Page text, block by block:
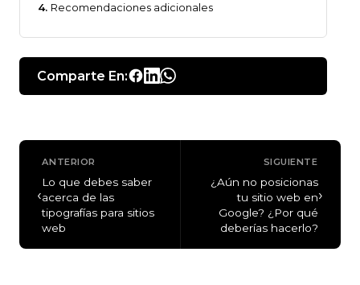
Recomendaciones adicionales
Comparte En:
‹
ANTERIOR
Lo que debes saber
acerca de las
tipografías para sitios
web
SIGUIENTE
¿Aún no posicionas
tu sitio web en
Google? ¿Por qué
deberías hacerlo?
›